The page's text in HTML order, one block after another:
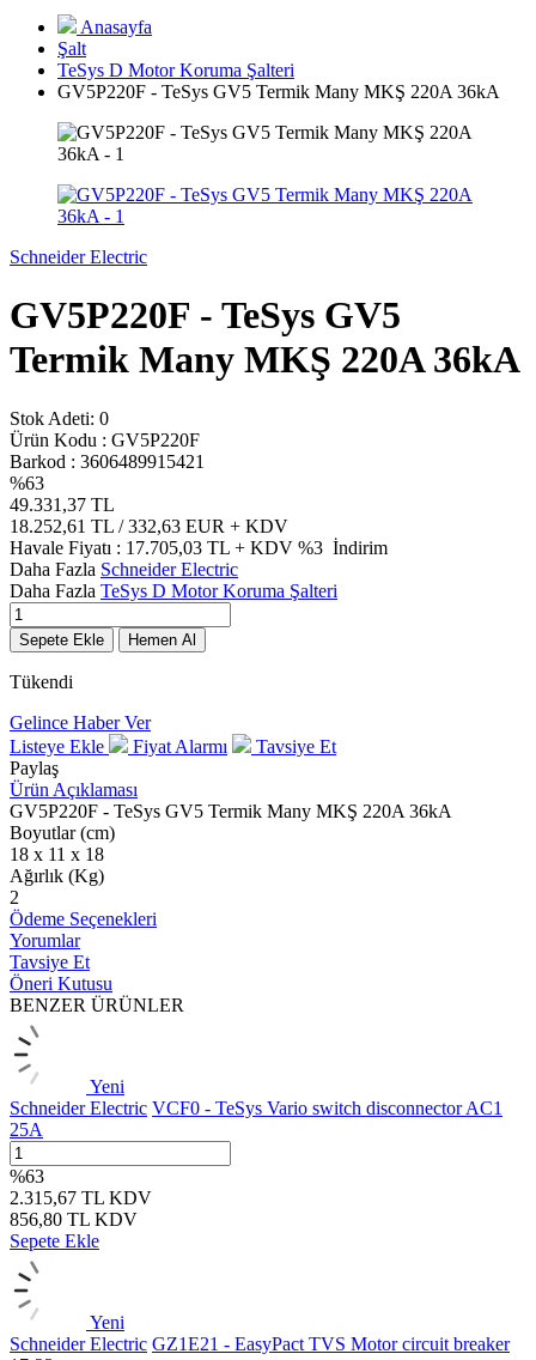
Anasayfa
Şalt
TeSys D Motor Koruma Şalteri
GV5P220F - TeSys GV5 Termik Many MKŞ 220A 36kA
Schneider Electric
GV5P220F - TeSys GV5
Termik Many MKŞ 220A 36kA
Stok Adeti: 0
Ürün Kodu : GV5P220F
Barkod : 3606489915421
%63
49.331,37 TL
18.252,61 TL / 332,63 EUR + KDV
Havale Fiyatı : 17.705,03 TL + KDV %3 İndirim
Daha Fazla Schneider Electric
Daha Fazla TeSys D Motor Koruma Şalteri
Sepete Ekle Hemen Al
Tükendi
Gelince Haber Ver
Listeye Ekle
Fiyat Alarmı
Tavsiye Et
Paylaş
Ürün Açıklaması
GV5P220F - TeSys GV5 Termik Many MKŞ 220A 36kA
Boyutlar (cm)
18 x 11 x 18
Ağırlık (Kg)
2
Ödeme Seçenekleri
Yorumlar
Tavsiye Et
Öneri Kutusu
BENZER ÜRÜNLER
Yeni
Schneider Electric VCF0 - TeSys Vario switch disconnector AC1
25A
%63
2.315,67 TL KDV
856,80 TL KDV
Sepete Ekle
Yeni
Schneider Electric GZ1E21 - EasyPact TVS Motor circuit breaker